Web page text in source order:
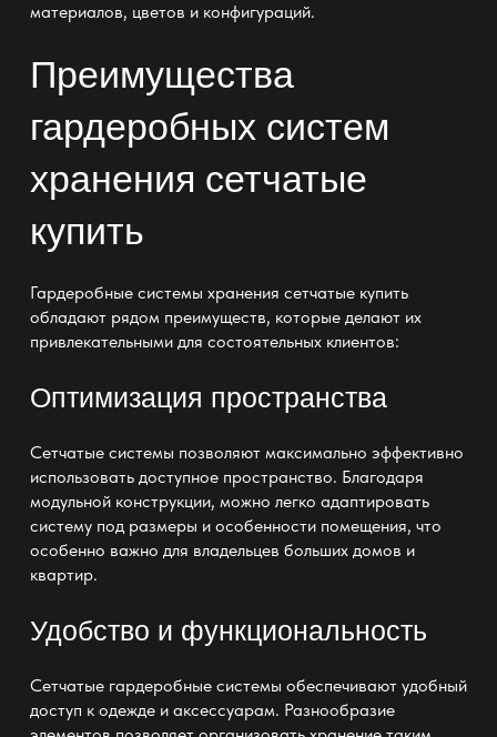
материалов, цветов и конфигураций.
Преимущества
гардеробных систем
хранения сетчатые
купить
Гардеробные системы хранения сетчатые купить
обладают рядом преимуществ, которые делают их
привлекательными для состоятельных клиентов:
Оптимизация пространства
Сетчатые системы позволяют максимально эффективно
использовать доступное пространство. Благодаря
модульной конструкции, можно легко адаптировать
систему под размеры и особенности помещения, что
особенно важно для владельцев больших домов и
квартир.
Удобство и функциональность
Сетчатые гардеробные системы обеспечивают удобный
доступ к одежде и аксессуарам. Разнообразие